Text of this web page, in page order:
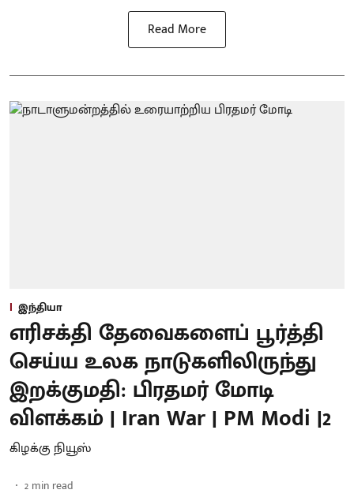
Read More
இந்தியா
எரிசக்தி தேவைகளைப் பூர்த்தி
செய்ய உலக நாடுகளிலிருந்து
இறக்குமதி: பிரதமர் மோடி
விளக்கம் | Iran War | PM Modi |2
கிழக்கு நியூஸ்
2 min read